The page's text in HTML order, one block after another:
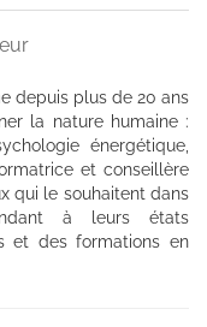
depuis plus de 20 ans
la nature humaine :
énergétique,
et conseillère
qui le souhaitent dans
à leurs états
et des formations en